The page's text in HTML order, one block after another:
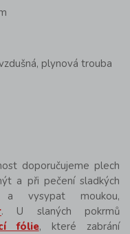
plynová trouba
doporučujeme plech
a při pečení sladkých
vysypat moukou,
. U slaných pokrmů
fólie, které zabrání